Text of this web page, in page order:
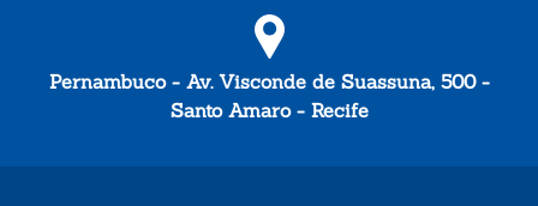
Pernambuco - Av. Visconde de Suassuna, 500 -
Santo Amaro - Recife